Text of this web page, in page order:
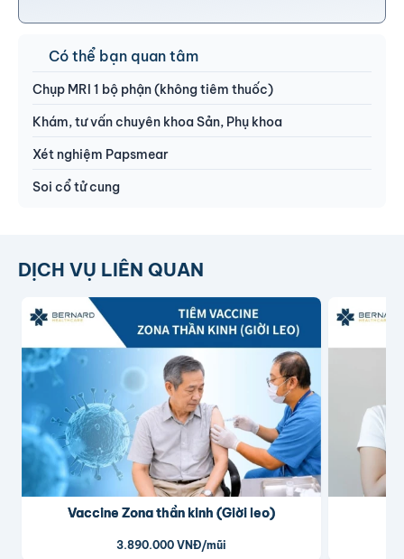
Có thể bạn quan tâm
Chụp MRI 1 bộ phận (không tiêm thuốc)
Khám, tư vấn chuyên khoa Sản, Phụ khoa
Xét nghiệm Papsmear
Soi cổ tử cung
DỊCH VỤ LIÊN QUAN
Vaccine Zona thần kinh (Giời leo)
3.890.000 VNĐ/mũi